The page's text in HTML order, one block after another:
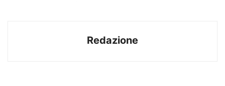
Redazione